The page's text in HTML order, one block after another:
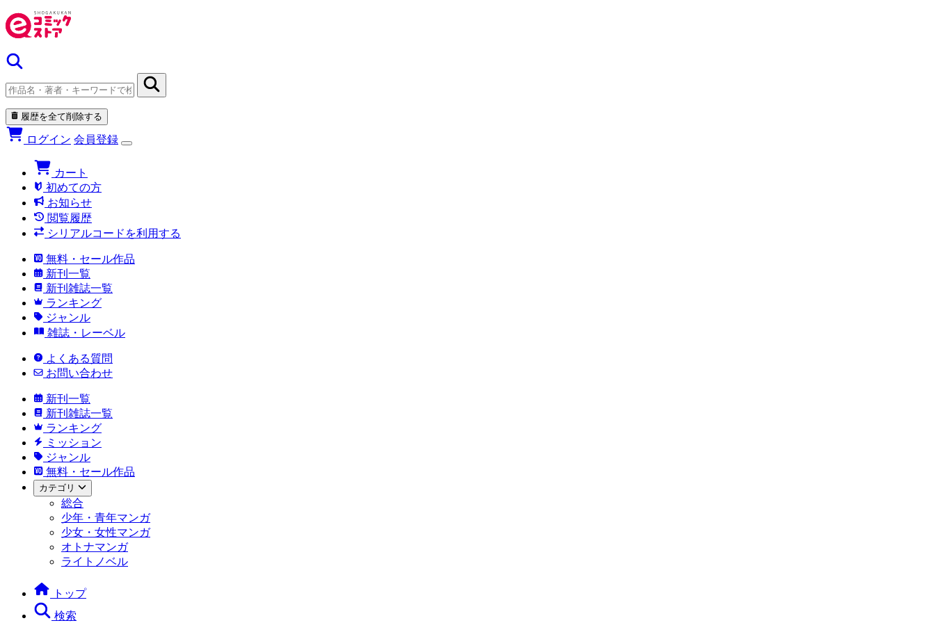
履歴を全て削除する
ログイン 会員登録
カート
初めての方
お知らせ
閲覧履歴
シリアルコードを利用する
無料・セール作品
新刊一覧
新刊雑誌一覧
ランキング
ジャンル
雑誌・レーベル
よくある質問
お問い合わせ
新刊一覧
新刊雑誌一覧
ランキング
ミッション
ジャンル
無料・セール作品
カテゴリ
総合
少年・青年マンガ
少女・女性マンガ
オトナマンガ
ライトノベル
トップ
検索